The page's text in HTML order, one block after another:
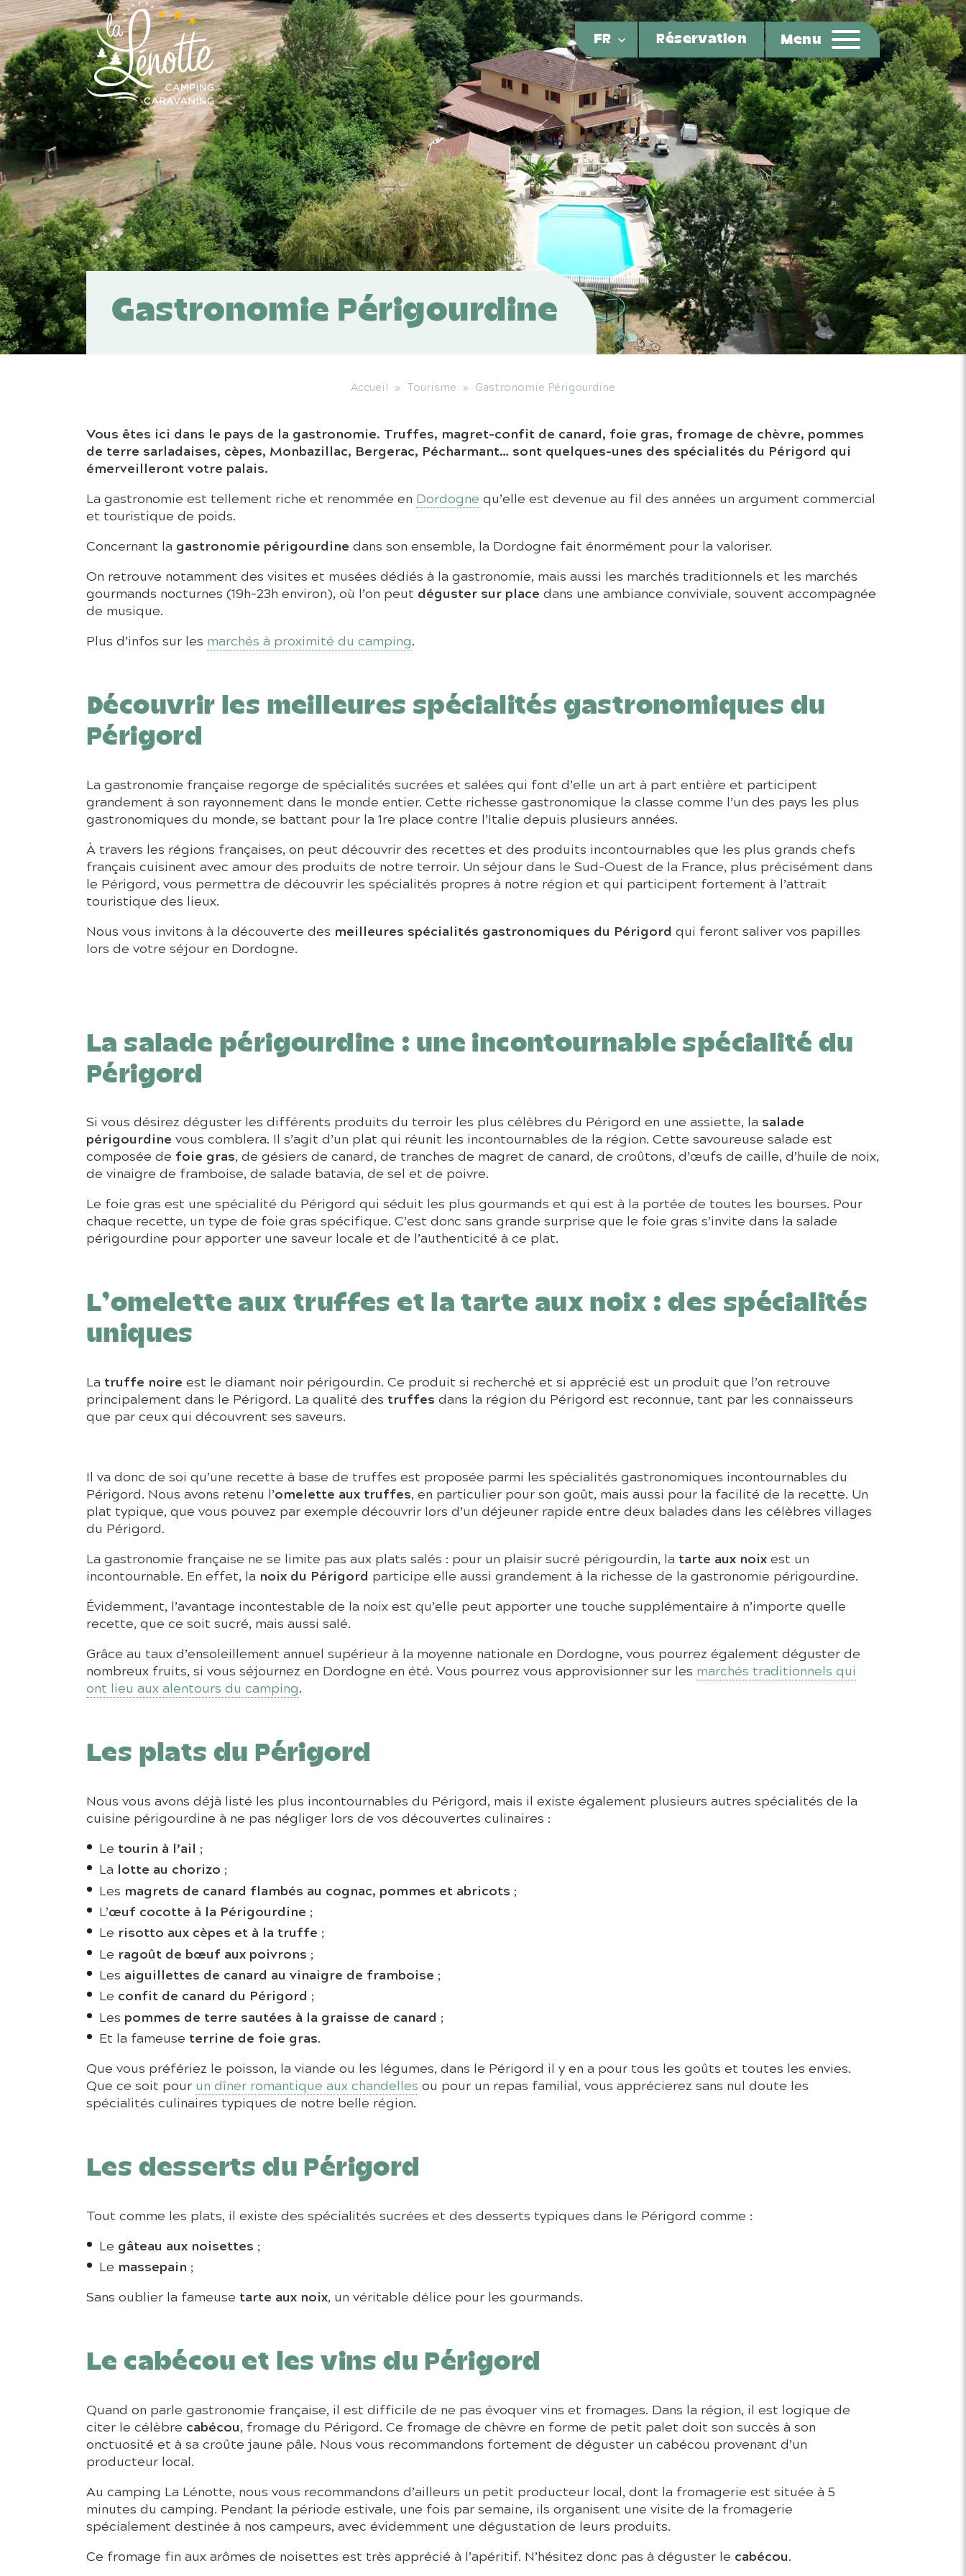
FR Réservation Menu
Gastronomie Périgourdine
Accueil » Tourisme » Gastronomie Périgourdine
Vous êtes ici dans le pays de la gastronomie. Truffes, magret-confit de canard, foie gras, fromage de chèvre, pommes
de terre sarladaises, cèpes, Monbazillac, Bergerac, Pécharmant… sont quelques-unes des spécialités du Périgord qui
émerveilleront votre palais.
La gastronomie est tellement riche et renommée en Dordogne qu’elle est devenue au fil des années un argument commercial
et touristique de poids.
Concernant la gastronomie périgourdine dans son ensemble, la Dordogne fait énormément pour la valoriser.
On retrouve notamment des visites et musées dédiés à la gastronomie, mais aussi les marchés traditionnels et les marchés
gourmands nocturnes (19h–23h environ), où l’on peut déguster sur place dans une ambiance conviviale, souvent accompagnée
de musique.
Plus d’infos sur les marchés à proximité du camping.
Découvrir les meilleures spécialités gastronomiques du
Périgord
La gastronomie française regorge de spécialités sucrées et salées qui font d’elle un art à part entière et participent
grandement à son rayonnement dans le monde entier. Cette richesse gastronomique la classe comme l’un des pays les plus
gastronomiques du monde, se battant pour la 1re place contre l’Italie depuis plusieurs années.
À travers les régions françaises, on peut découvrir des recettes et des produits incontournables que les plus grands chefs
français cuisinent avec amour des produits de notre terroir. Un séjour dans le Sud-Ouest de la France, plus précisément dans
le Périgord, vous permettra de découvrir les spécialités propres à notre région et qui participent fortement à l’attrait
touristique des lieux.
Nous vous invitons à la découverte des meilleures spécialités gastronomiques du Périgord qui feront saliver vos papilles
lors de votre séjour en Dordogne.
La salade périgourdine : une incontournable spécialité du
Périgord
Si vous désirez déguster les différents produits du terroir les plus célèbres du Périgord en une assiette, la salade
périgourdine vous comblera. Il s’agit d’un plat qui réunit les incontournables de la région. Cette savoureuse salade est
composée de foie gras, de gésiers de canard, de tranches de magret de canard, de croûtons, d’œufs de caille, d’huile de noix,
de vinaigre de framboise, de salade batavia, de sel et de poivre.
Le foie gras est une spécialité du Périgord qui séduit les plus gourmands et qui est à la portée de toutes les bourses. Pour
chaque recette, un type de foie gras spécifique. C’est donc sans grande surprise que le foie gras s’invite dans la salade
périgourdine pour apporter une saveur locale et de l’authenticité à ce plat.
L’omelette aux truffes et la tarte aux noix : des spécialités
uniques
La truffe noire est le diamant noir périgourdin. Ce produit si recherché et si apprécié est un produit que l’on retrouve
principalement dans le Périgord. La qualité des truffes dans la région du Périgord est reconnue, tant par les connaisseurs
que par ceux qui découvrent ses saveurs.
Il va donc de soi qu’une recette à base de truffes est proposée parmi les spécialités gastronomiques incontournables du
Périgord. Nous avons retenu l’omelette aux truffes, en particulier pour son goût, mais aussi pour la facilité de la recette. Un
plat typique, que vous pouvez par exemple découvrir lors d’un déjeuner rapide entre deux balades dans les célèbres villages
du Périgord.
La gastronomie française ne se limite pas aux plats salés : pour un plaisir sucré périgourdin, la tarte aux noixest un
incontournable. En effet, la noix du Périgord participe elle aussi grandement à la richesse de la gastronomie périgourdine.
Évidemment, l’avantage incontestable de la noix est qu’elle peut apporter une touche supplémentaire à n’importe quelle
recette, que ce soit sucré, mais aussi salé.
Grâce au taux d’ensoleillement annuel supérieur à la moyenne nationale en Dordogne, vous pourrez également déguster de
nombreux fruits, si vous séjournez en Dordogne en été. Vous pourrez vous approvisionner sur les marchés traditionnels qui
ont lieu aux alentours du camping.
Les plats du Périgord
Nous vous avons déjà listé les plus incontournables du Périgord, mais il existe également plusieurs autres spécialités de la
cuisine périgourdine à ne pas négliger lors de vos découvertes culinaires :
Le tourin à l’ail ;
La lotte au chorizo ;
Les magrets de canard flambés au cognac, pommes et abricots ;
L’œuf cocotte à la Périgourdine ;
Le risotto aux cèpes et à la truffe ;
Le ragoût de bœuf aux poivrons ;
Les aiguillettes de canard au vinaigre de framboise ;
Le confit de canard du Périgord ;
Les pommes de terre sautées à la graisse de canard ;
Et la fameuse terrine de foie gras.
Que vous préfériez le poisson, la viande ou les légumes, dans le Périgord il y en a pour tous les goûts et toutes les envies.
Que ce soit pour un dîner romantique aux chandelles ou pour un repas familial, vous apprécierez sans nul doute les
spécialités culinaires typiques de notre belle région.
Les desserts du Périgord
Tout comme les plats, il existe des spécialités sucrées et des desserts typiques dans le Périgord comme :
Le gâteau aux noisettes ;
Le massepain ;
Sans oublier la fameuse tarte aux noix, un véritable délice pour les gourmands.
Le cabécou et les vins du Périgord
Quand on parle gastronomie française, il est difficile de ne pas évoquer vins et fromages. Dans la région, il est logique de
citer le célèbre cabécou, fromage du Périgord. Ce fromage de chèvre en forme de petit palet doit son succès à son
onctuosité et à sa croûte jaune pâle. Nous vous recommandons fortement de déguster un cabécou provenant d’un
producteur local.
Au camping La Lénotte, nous vous recommandons d’ailleurs un petit producteur local, dont la fromagerie est située à 5
minutes du camping. Pendant la période estivale, une fois par semaine, ils organisent une visite de la fromagerie
spécialement destinée à nos campeurs, avec évidemment une dégustation de leurs produits.
Ce fromage fin aux arômes de noisettes est très apprécié à l’apéritif. N’hésitez donc pas à déguster le cabécou.
Panneau de gestion des cookies